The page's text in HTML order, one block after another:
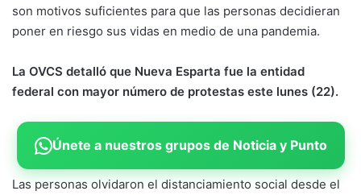
son motivos suficientes para que las personas decidieran
poner en riesgo sus vidas en medio de una pandemia.
La OVCS detalló que Nueva Esparta fue la entidad
federal con mayor número de protestas este lunes (22).
Únete a nuestros grupos de Noticia y Punto
Las personas olvidaron el distanciamiento social desde el